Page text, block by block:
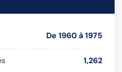
De 1960 à 1975
1,262